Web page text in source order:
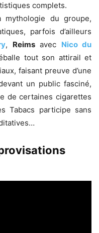
complets.
du groupe,
parfois d’ailleurs
, Reimsavec Nico du
tout son attirail et
faisant preuve d’une
un public fasciné,
de certaines cigarettes
Tabacs participe sans